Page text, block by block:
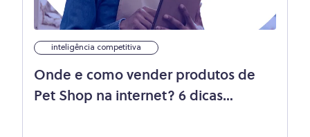
inteligência competitiva
Onde e como vender produtos de
Pet Shop na internet? 6 dicas